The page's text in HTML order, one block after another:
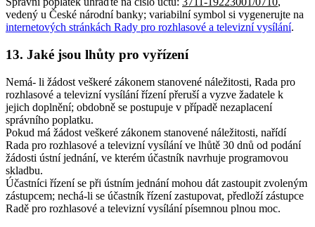
vedený u České národní banky; variabilní symbol si vygenerujte na
internetových stránkách Rady pro rozhlasové a televizní vysílání.
13. Jaké jsou lhůty pro vyřízení
Nemá- li žádost veškeré zákonem stanovené náležitosti, Rada pro
rozhlasové a televizní vysílání řízení přeruší a vyzve žadatele k
jejich doplnění; obdobně se postupuje v případě nezaplacení
správního poplatku.
Pokud má žádost veškeré zákonem stanovené náležitosti, nařídí
Rada pro rozhlasové a televizní vysílání ve lhůtě 30 dnů od podání
žádosti ústní jednání, ve kterém účastník navrhuje programovou
skladbu.
Účastníci řízení se při ústním jednání mohou dát zastoupit zvoleným
zástupcem; nechá-li se účastník řízení zastupovat, předloží zástupce
Radě pro rozhlasové a televizní vysílání písemnou plnou moc.